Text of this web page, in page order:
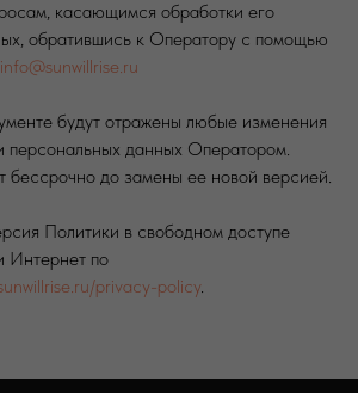
касающимся обработки его
обратившись к Оператору с помощью
info@sunwillrise.ru
будут отражены любые изменения
персональных данных Оператором.
бессрочно до замены ее новой версией.
Политики в свободном доступе
Интернет по
privacy-policy.